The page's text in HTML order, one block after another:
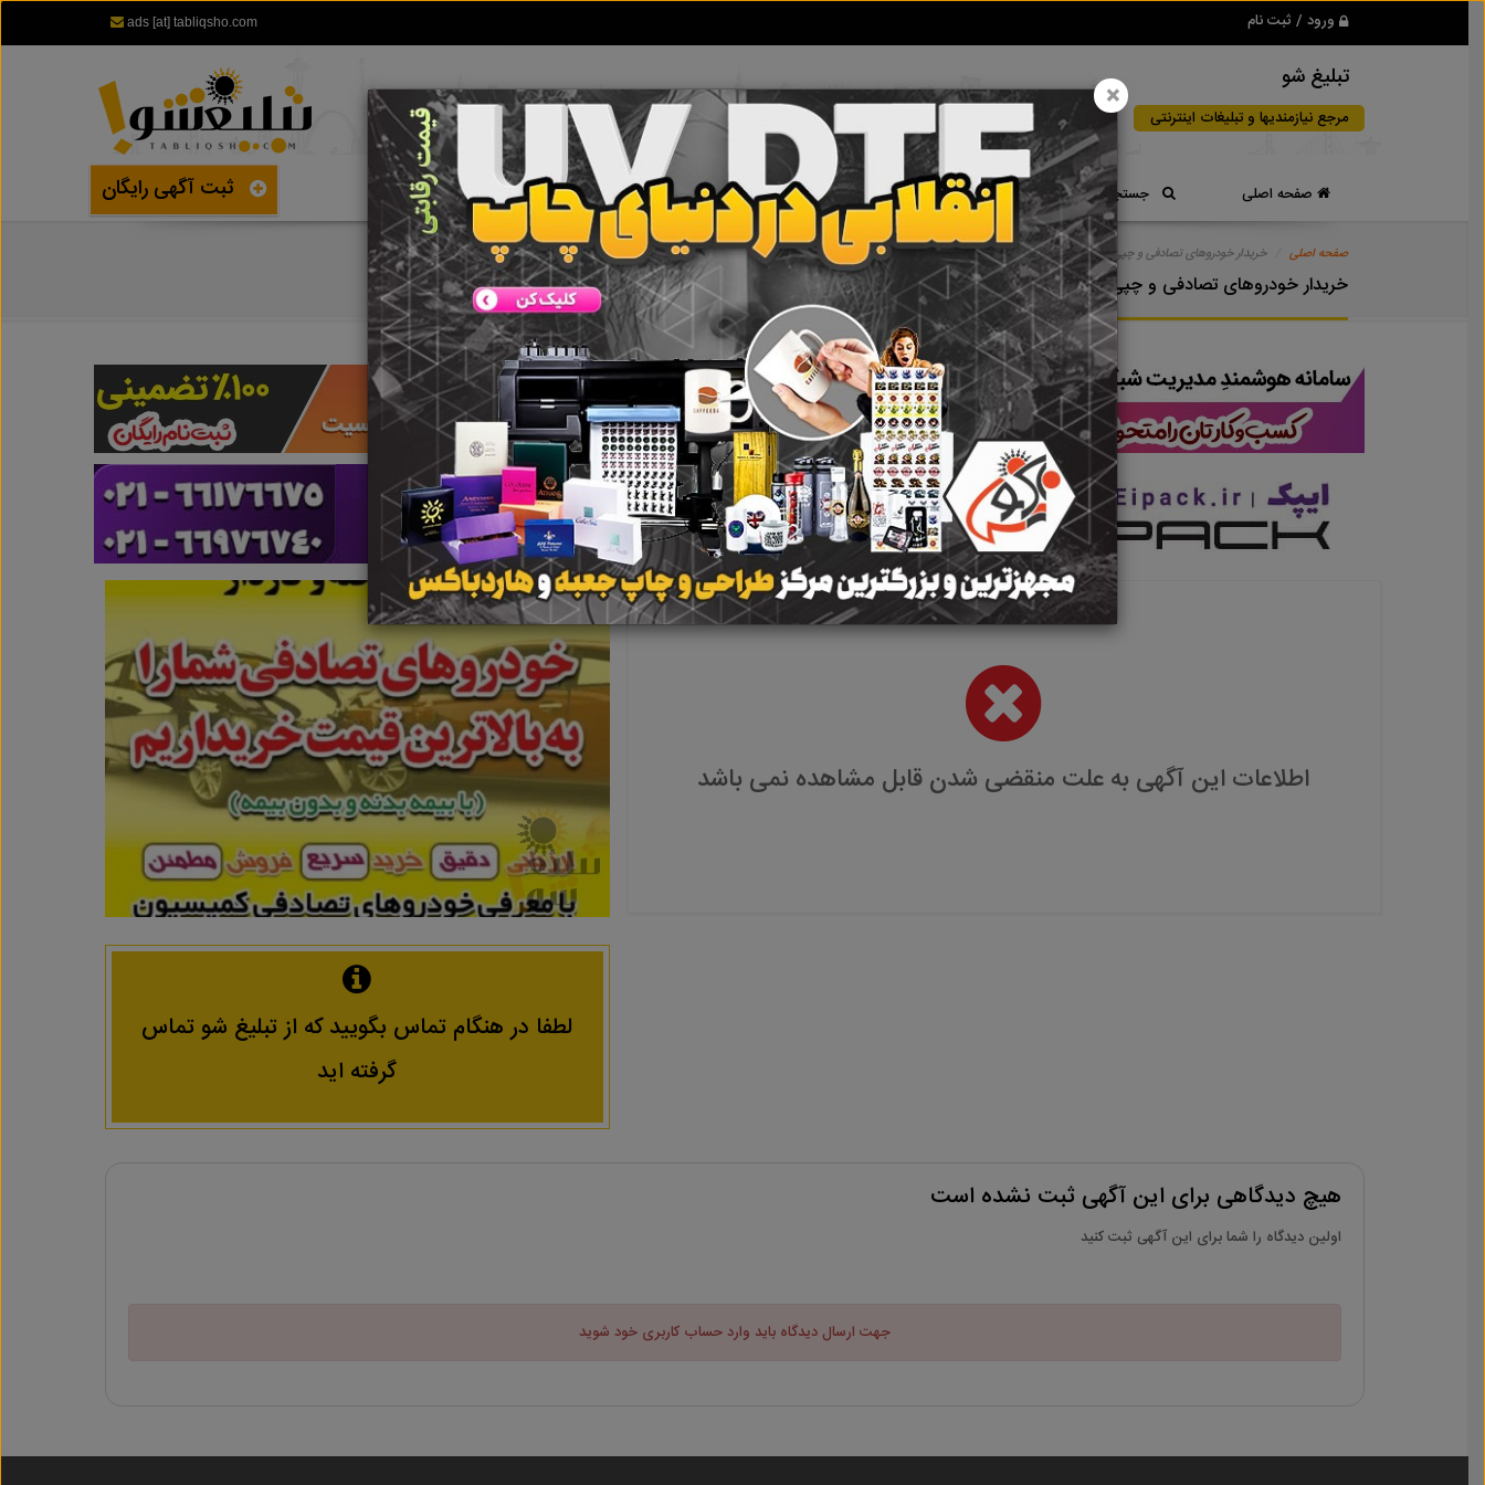
ورود / ثبت نام ads [at] tabliqsho.com
تبلیغ شو
مرجع نیازمندیها و تبلیغات اینترنتی
صفحه اصلی جستجوی سریع تعرفه آگهی ها خبرهای سایت تماس با ما ثبت آگهی رایگان
صفحه اصلی خریدار خودروهای تصادفی و چپی
خریدار خودروهای تصادفی و چپی
اطلاعات این آگهی به علت منقضی شدن قابل مشاهده نمی باشد
لطفا در هنگام تماس بگویید که از تبلیغ شو تماس
گرفته اید
هیچ دیدگاهی برای این آگهی ثبت نشده است
اولین دیدگاه را شما برای این آگهی ثبت کنید
جهت ارسال دیدگاه باید وارد حساب کاربری خود شوید
×